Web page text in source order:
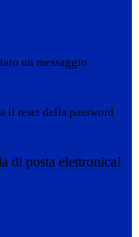
un messaggio
il reset della password
di posta elettronica!